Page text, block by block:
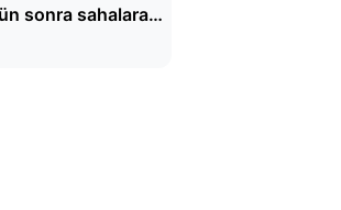
sonra sahalara